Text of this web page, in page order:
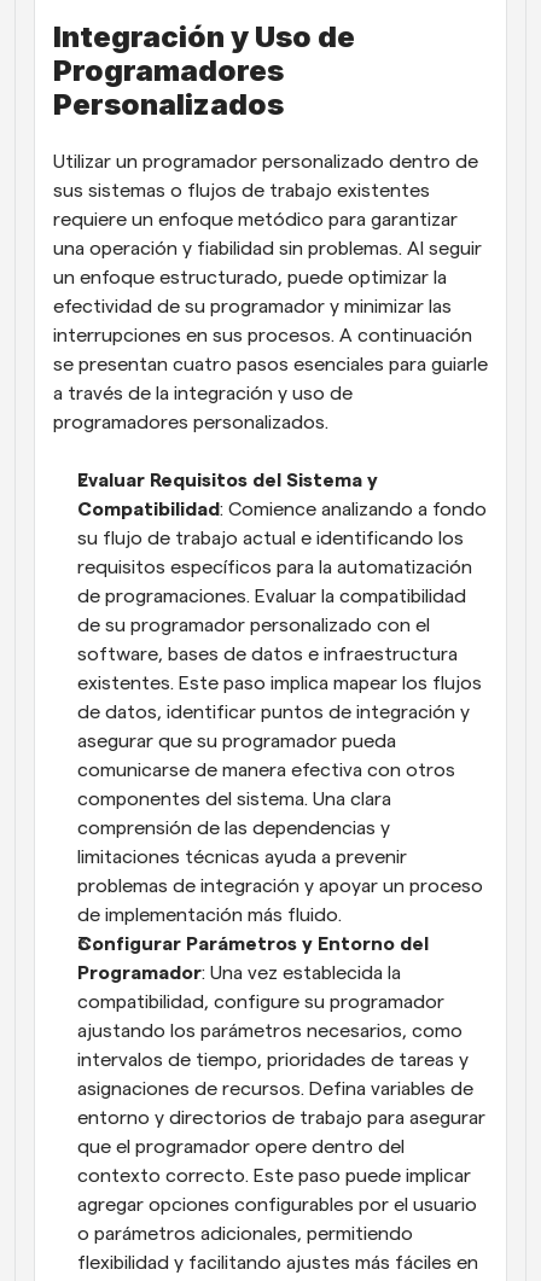
Integración y Uso de
Programadores
Personalizados
Utilizar un programador personalizado dentro de
sus sistemas o flujos de trabajo existentes
requiere un enfoque metódico para garantizar
una operación y fiabilidad sin problemas. Al seguir
un enfoque estructurado, puede optimizar la
efectividad de su programador y minimizar las
interrupciones en sus procesos. A continuación
se presentan cuatro pasos esenciales para guiarle
a través de la integración y uso de
programadores personalizados.
Evaluar Requisitos del Sistema y
Compatibilidad: Comience analizando a fondo
su flujo de trabajo actual e identificando los
requisitos específicos para la automatización
de programaciones. Evaluar la compatibilidad
de su programador personalizado con el
software, bases de datos e infraestructura
existentes. Este paso implica mapear los flujos
de datos, identificar puntos de integración y
asegurar que su programador pueda
comunicarse de manera efectiva con otros
componentes del sistema. Una clara
comprensión de las dependencias y
limitaciones técnicas ayuda a prevenir
problemas de integración y apoyar un proceso
de implementación más fluido.
Configurar Parámetros y Entorno del
Programador: Una vez establecida la
compatibilidad, configure su programador
ajustando los parámetros necesarios, como
intervalos de tiempo, prioridades de tareas y
asignaciones de recursos. Defina variables de
entorno y directorios de trabajo para asegurar
que el programador opere dentro del
contexto correcto. Este paso puede implicar
agregar opciones configurables por el usuario
o parámetros adicionales, permitiendo
flexibilidad y facilitando ajustes más fáciles en